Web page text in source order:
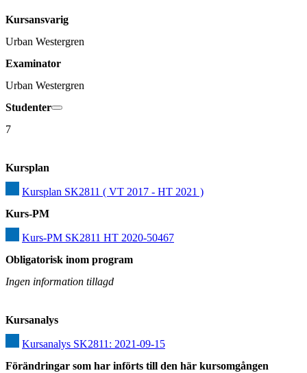
Kursansvarig
Urban Westergren
Examinator
Urban Westergren
Studenter
7
Kursplan
Kursplan SK2811 ( VT 2017 - HT 2021 )
Kurs-PM
Kurs-PM SK2811 HT 2020-50467
Obligatorisk inom program
Ingen information tillagd
Kursanalys
Kursanalys SK2811: 2021-09-15
Förändringar som har införts till den här kursomgången